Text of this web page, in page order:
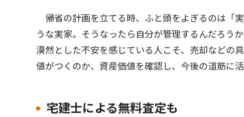
帰省の計画を立てる時、ふと頭をよぎるのは「
うな実家。そうなったら自分が管理するんだろうか
漠然とした不安を感じている人こそ、売却などの
値がつくのか、資産価値を確認し、今後の道筋に活
宅建士による無料査定も